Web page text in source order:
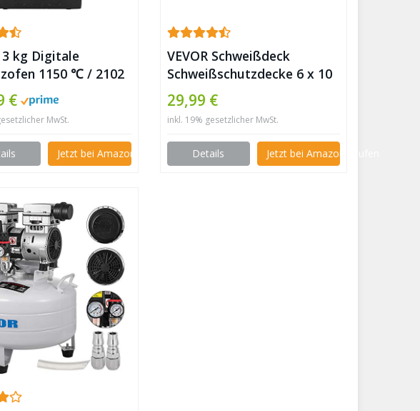
3 kg Digitale
1150 ℃ / 2102
Schmelzofen
Zange für
reinem Silber,
Kupfer und
€
MwSt.
Jetzt bei Amazon kaufen
VEVOR Schweißdeck
Schweißschutzdecke 6 x 10
Weldinger Schweißzubehör
Hitzeschutzgewebe schwarz
✪
29,99 €
inkl. 19% gesetzlicher MwSt.
Details Jetzt bei Amazon kaufen